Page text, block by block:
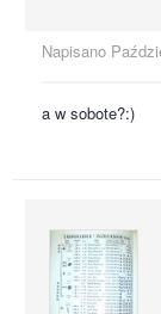
Napisano
a w sobote?:)